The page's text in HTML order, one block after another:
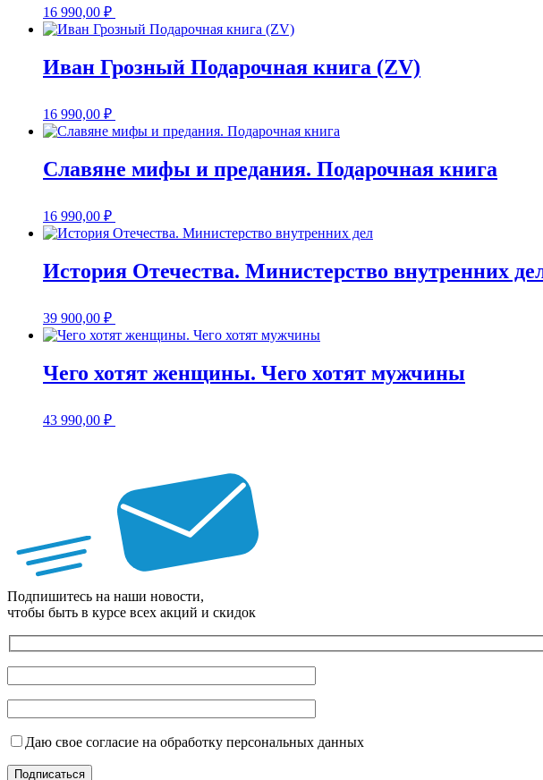
16 990,00 ₽
Иван Грозный Подарочная книга (ZV)
16 990,00 ₽
Славяне мифы и предания. Подарочная книга
16 990,00 ₽
История Отечества. Министерство внутренних
39 900,00 ₽
Чего хотят женщины. Чего хотят мужчины
43 990,00 ₽
Подпишитесь на наши новости,
чтобы быть в курсе всех акций и скидок
Даю свое согласие на обработку персональных данных